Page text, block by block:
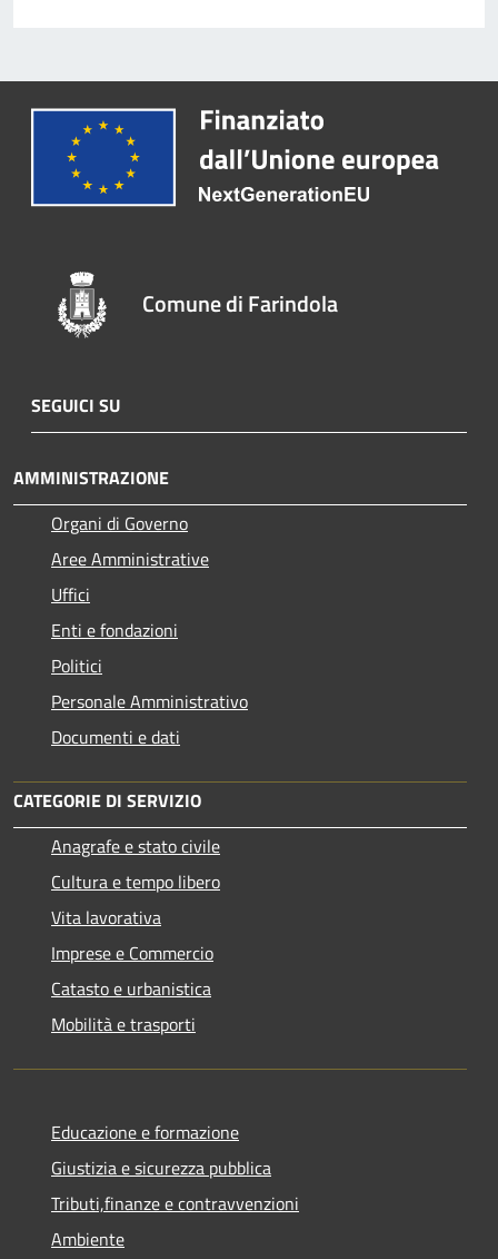
Comune di Farindola
SEGUICI SU
AMMINISTRAZIONE
Organi di Governo
Aree Amministrative
Uffici
Enti e fondazioni
Politici
Personale Amministrativo
Documenti e dati
CATEGORIE DI SERVIZIO
Anagrafe e stato civile
Cultura e tempo libero
Vita lavorativa
Imprese e Commercio
Catasto e urbanistica
Mobilità e trasporti
Educazione e formazione
Giustizia e sicurezza pubblica
Tributi,finanze e contravvenzioni
Ambiente